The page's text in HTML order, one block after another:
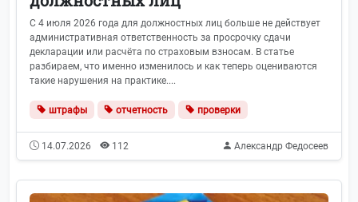
С 4 июля 2026 года для должностных лиц больше не действует
административная ответственность за просрочку сдачи
декларации или расчёта по страховым взносам. В статье
разбираем, что именно изменилось и как теперь оцениваются
такие нарушения на практике....
штрафы отчетность проверки
14.07.2026 112 Александр Федосеев